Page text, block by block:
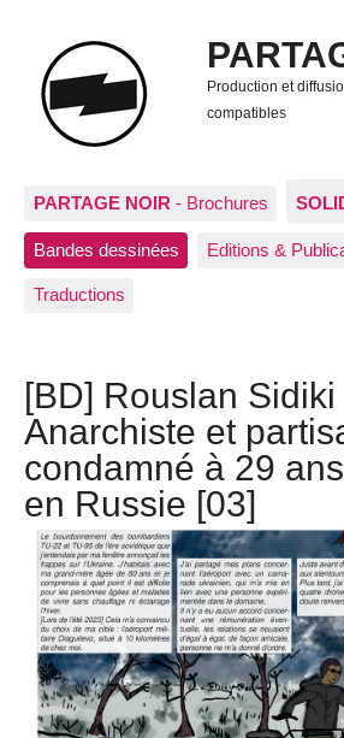
Production et
compatibles
PARTAGE NOIR - Brochures
Bandes dessinées Editions &
Traductions
[BD] Rouslan Sidiki
Anarchiste et
condamné à 29
en Russie [03]